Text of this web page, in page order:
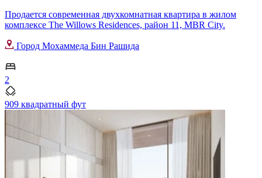
Продается современная двухкомнатная квартира в жилом
комплексе The Willows Residences, район 11, MBR City.
Город Мохаммеда Бин Рашида
2
909 квадратный фут